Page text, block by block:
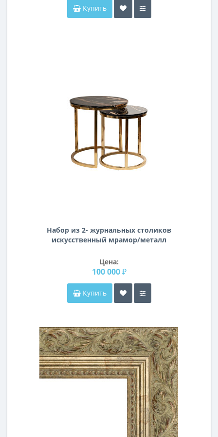
Купить
Набор из 2- журнальных столиков
искусственный мрамор/металл
Цена:
100 000 ₽
Купить